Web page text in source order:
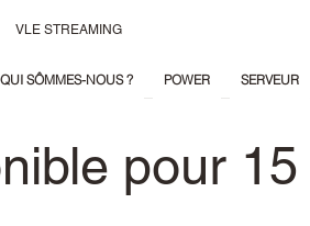
VLE STREAMING
QUI SÔMMES-NOUS ? POWER SERVEUR
pour